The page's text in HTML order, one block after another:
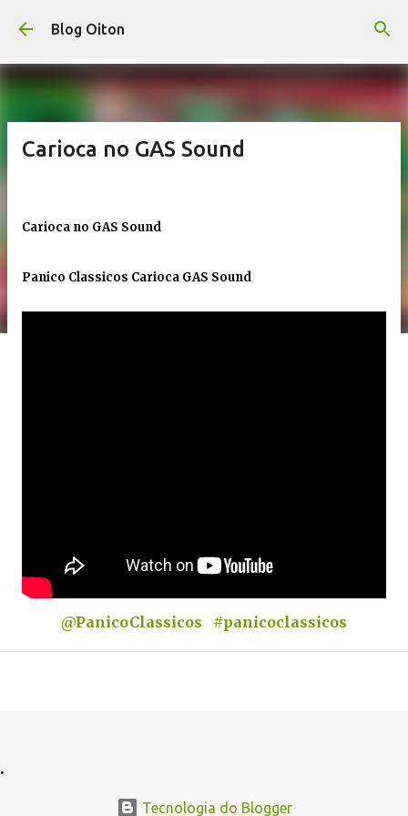
Pular para o conteúdo principal
Blog Oiton
Carioca no GAS Sound
Carioca no GAS Sound
Panico Classicos Carioca GAS Sound
@PanicoClassicos #panicoclassicos
.
Tecnologia do Blogger